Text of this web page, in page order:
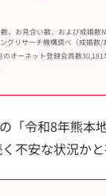
、お見合い数、および成婚数
グリサーチ機構調べ（成婚
のオーネット登録会員数
「令和8年熊本
不安な状況か